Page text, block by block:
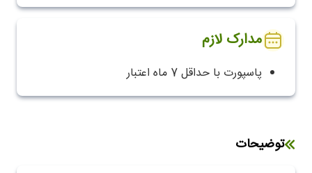
مدارک لازم
پاسپورت با حداقل 7 ماه اعتبار
توضیحات